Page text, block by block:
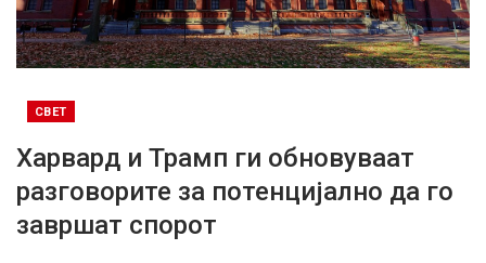
СВЕТ
Харвард и Трамп ги обновуваат
разговорите за потенцијално да го
завршат спорот